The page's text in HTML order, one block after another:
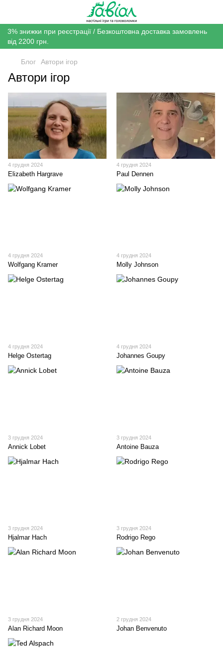
3% знижки при реєстрації / Безкоштовна доставка замовлень
від 2200 грн.
Блог Автори ігор
Автори ігор
4 грудня 2024
Elizabeth Hargrave
4 грудня 2024
Paul Dennen
4 грудня 2024
Wolfgang Kramer
4 грудня 2024
Molly Johnson
4 грудня 2024
Helge Ostertag
4 грудня 2024
Johannes Goupy
3 грудня 2024
Annick Lobet
3 грудня 2024
Antoine Bauza
3 грудня 2024
Hjalmar Hach
3 грудня 2024
Rodrigo Rego
3 грудня 2024
Alan Richard Moon
2 грудня 2024
Johan Benvenuto